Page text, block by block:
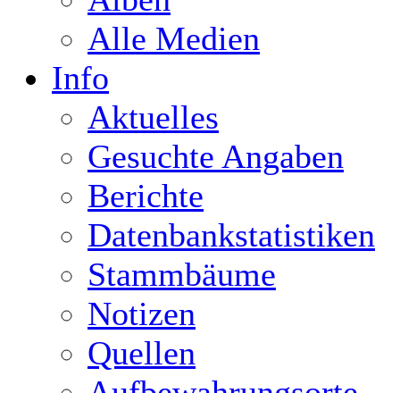
Alle Medien
Info
Aktuelles
Gesuchte Angaben
Berichte
Datenbankstatistiken
Stammbäume
Notizen
Quellen